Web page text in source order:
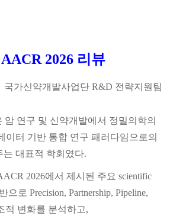
AACR 2026 리뷰
국가신약개발사업단 R&D 전략지원팀
암 연구 및 신약개발에서 정밀의학의
이터 기반 통합 연구 패러다임으로의
는 대표적 학회였다.
2026에서 제시된 주요 scientific
으로 Precision, Partnership, Pipeline,
적 변화를 분석하고,